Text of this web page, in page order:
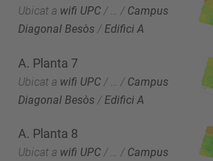
Ubicat a wifi UPC / … / Campus
Diagonal Besòs /Edifici A
A. Planta 7
Ubicat a wifi UPC / … / Campus
Diagonal Besòs /Edifici A
A. Planta 8
Ubicat a wifi UPC / … / Campus